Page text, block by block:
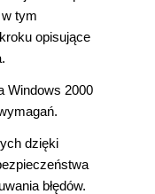
tym
opisujące
Windows 2000
dzięki
błędów.